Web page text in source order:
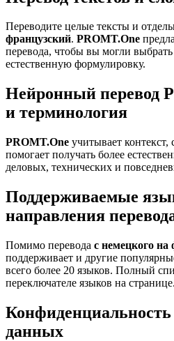
Переводите целые тексты и
французский. PROMT.One
перевода, чтобы вы могли
естественную формулировку.
Нейронный перевод
и терминология
PROMT.One учитывает контекст,
помогает получать более
деловых, технических и
Поддерживаемые
направления
Помимо перевода с немецкого на
поддерживает и другие
всего более 20 языков. Полный
переключателе языков на странице.
Конфиденциальность
данных